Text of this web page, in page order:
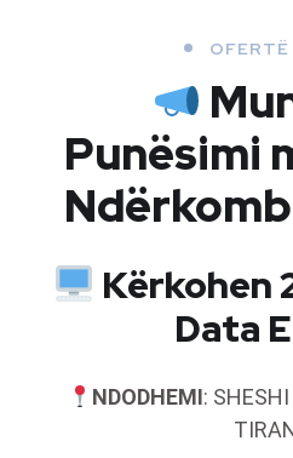
OFERTË
Punësimi
Kërkohen
Data
NDODHEMI: